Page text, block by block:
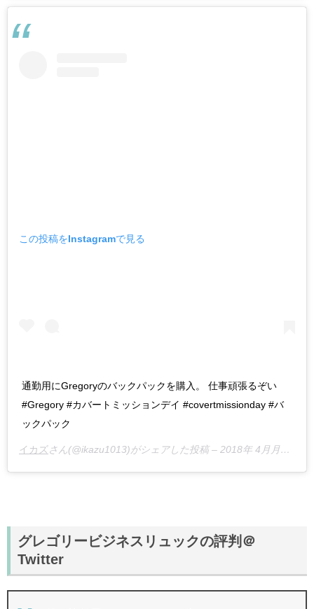
この投稿をInstagramで見る
通勤用にGregoryのバックパックを購入。 仕事頑張るぞい
#Gregory #カバートミッションデイ #covertmissionday #バ
ックパック
イカズさん(@ikazu1013)がシェアした投稿 – 2018年 4月月5日午前3時21分PDT
グレゴリービジネスリュックの評判＠
Twitter